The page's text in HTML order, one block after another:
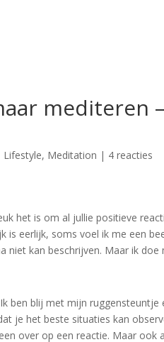
mediteren
Lifestyle, Meditation | 4 reacties
het is om al jullie positieve
is eerlijk, soms voel ik me een
niet kan beschrijven. Maar ik doe
ben blij met mijn
je het beste situaties kan
over op een reactie. Maar ook